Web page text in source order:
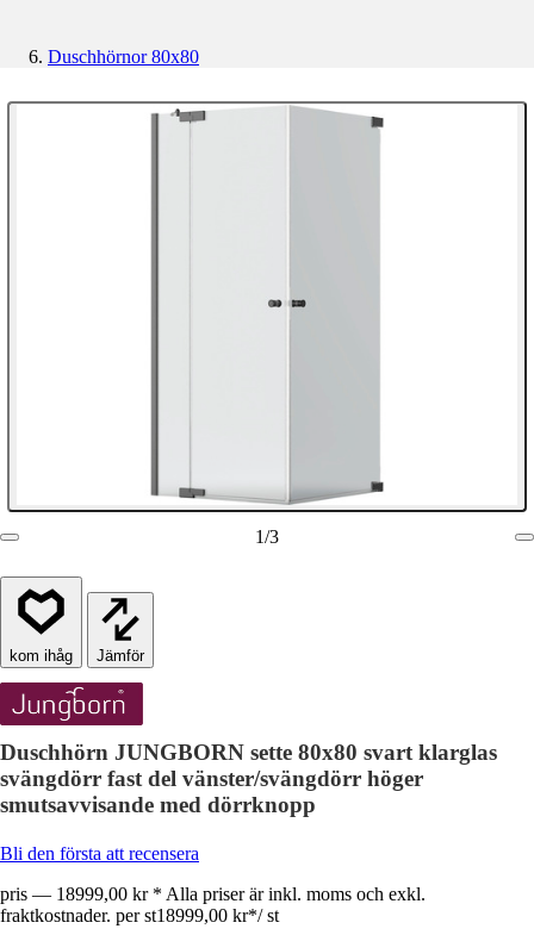
Duschhörnor 80x80
1/3
Jämför
Duschhörn JUNGBORN sette 80x80 svart klarglas
svängdörr fast del vänster/svängdörr höger
smutsavvisande med dörrknopp
Bli den första att recensera
pris — 18999,00 kr * Alla priser är inkl. moms och exkl.
fraktkostnader. per st18999,00 kr*/ st